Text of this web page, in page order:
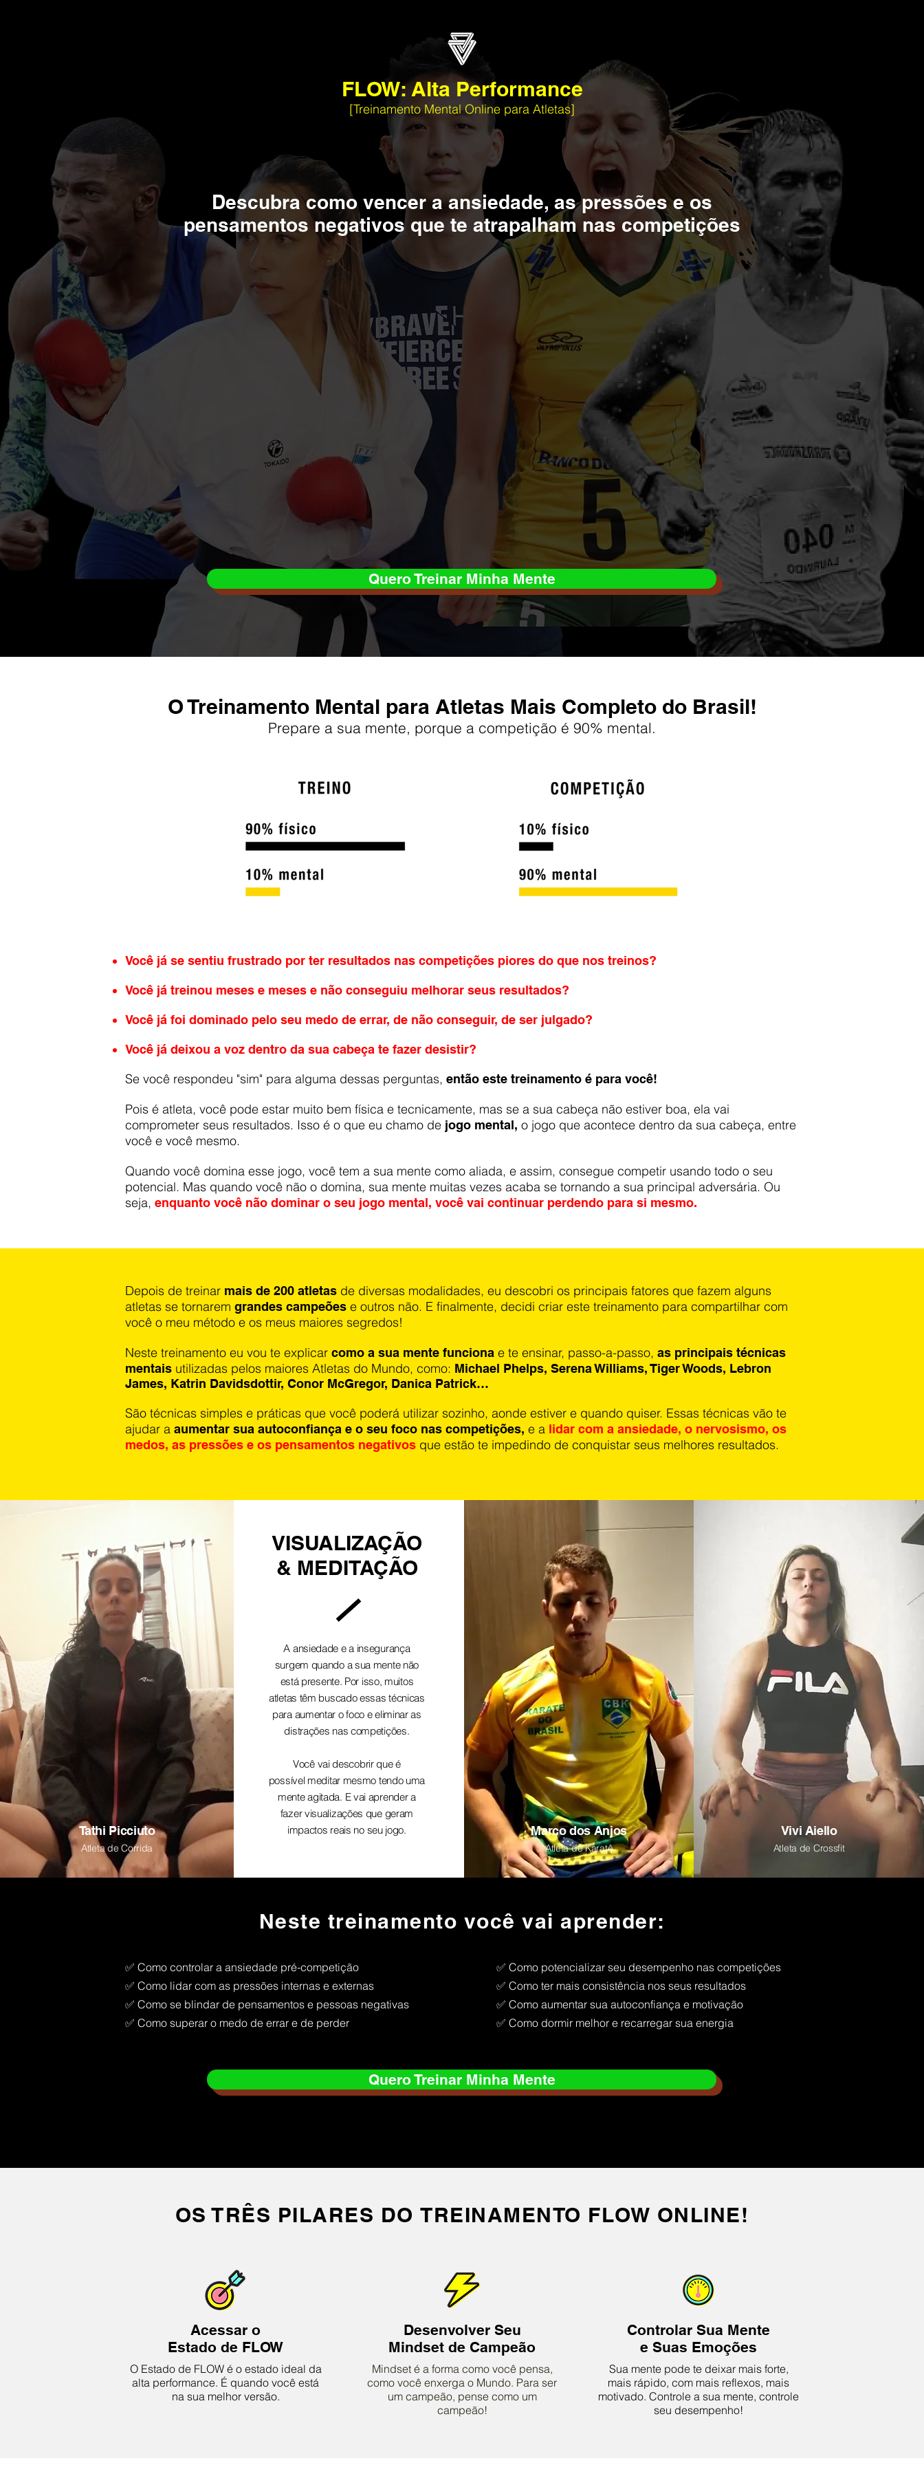
FLOW: Alta Performance
[Treinamento Mental Online para Atletas]
Descubra como vencer a ansiedade, as pressões e os
pensamentos negativos que te atrapalham nas competições
Quero Treinar Minha Mente
O Treinamento Mental para Atletas Mais Completo do Brasil!
Prepare a sua mente, porque a competição é 90% mental.
Você já se sentiu frustrado por ter resultados nas competições piores do que nos treinos?
Você já treinou meses e meses e não conseguiu melhorar seus resultados?
Você já foi dominado pelo seu medo de errar, de não conseguir, de ser julgado?
Você já deixou a voz dentro da sua cabeça te fazer desistir?
Se você respondeu "sim" para alguma dessas perguntas, então este treinamento é para você!
Pois é atleta, você pode estar muito bem física e tecnicamente, mas se a sua cabeça não estiver boa, ela vai
comprometer seus resultados. Isso é o que eu chamo de jogo mental, o jogo que acontece dentro da sua cabeça, entre
você e você mesmo.
Quando você domina esse jogo, você tem a sua mente como aliada, e assim, consegue competir usando todo o seu
potencial. Mas quando você não o domina, sua mente muitas vezes acaba se tornando a sua principal adversária. Ou
seja, enquanto você não dominar o seu jogo mental, você vai continuar perdendo para si mesmo.
Depois de treinar mais de 200 atletas de diversas modalidades, eu descobri os principais fatores que fazem alguns
atletas se tornarem grandes campeões e outros não. E finalmente, decidi criar este treinamento para compartilhar com
você o meu método e os meus maiores segredos!
Neste treinamento eu vou te explicar como a sua mente funciona e te ensinar, passo-a-passo, as principais técnicas
mentais utilizadas pelos maiores Atletas do Mundo, como: Michael Phelps, Serena Williams, Tiger Woods, Lebron
James, Katrin Davidsdottir, Conor McGregor, Danica Patrick…
São técnicas simples e práticas que você poderá utilizar sozinho, aonde estiver e quando quiser. Essas técnicas vão te
ajudar a aumentar sua autoconfiança e o seu foco nas competições, e a lidar com a ansiedade, o nervosismo, os
medos, as pressões e os pensamentos negativos que estão te impedindo de conquistar seus melhores resultados.
Tathi Picciuto
Atleta de Corrida
VISUALIZAÇÃO
& MEDITAÇÃO
A ansiedade e a insegurança
surgem quando a sua mente não
está presente. Por isso, muitos
atletas têm buscado essas técnicas
para aumentar o foco e eliminar as
distrações nas competições.
Você vai descobrir que é
possível meditar mesmo tendo uma
mente agitada. E vai aprender a
fazer visualizações que geram
impactos reais no seu jogo.
Marco dos Anjos
Atleta de Karatê
Vivi Aiello
Atleta de Crossfit
Neste treinamento você vai aprender:
✅ Como controlar a ansiedade pré-competição
✅ Como lidar com as pressões internas e externas
✅ Como se blindar de pensamentos e pessoas negativas
✅ Como superar o medo de errar e de perder
✅ Como potencializar seu desempenho nas competições
✅ Como ter mais consistência nos seus resultados
✅ Como aumentar sua autoconfiança e motivação
✅ Como dormir melhor e recarregar sua energia
Quero Treinar Minha Mente
OS TRÊS PILARES DO TREINAMENTO FLOW ONLINE!
Acessar o
Estado de FLOW
O Estado de FLOW é o estado ideal da
alta performance. É quando você está
na sua melhor versão.
Desenvolver Seu
Mindset de Campeão
Mindset é a forma como você pensa,
como você enxerga o Mundo. Para ser
um campeão, pense como um
campeão!
Controlar Sua Mente
e Suas Emoções
Sua mente pode te deixar mais forte,
mais rápido, com mais reflexos, mais
motivado. Controle a sua mente, controle
seu desempenho!